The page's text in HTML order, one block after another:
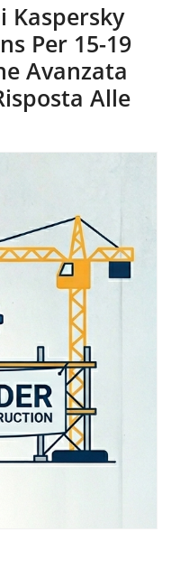
Kaspersky
Per 15-19
Avanzata
Alle